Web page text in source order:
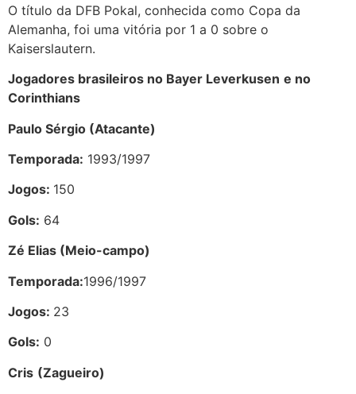
O título da DFB Pokal, conhecida como Copa da
Alemanha, foi uma vitória por 1 a 0 sobre o
Kaiserslautern.
Jogadores brasileiros no Bayer Leverkusen e no
Corinthians
Paulo Sérgio (Atacante)
Temporada: 1993/1997
Jogos: 150
Gols: 64
Zé Elias (Meio-campo)
Temporada:1996/1997
Jogos: 23
Gols: 0
Cris (Zagueiro)